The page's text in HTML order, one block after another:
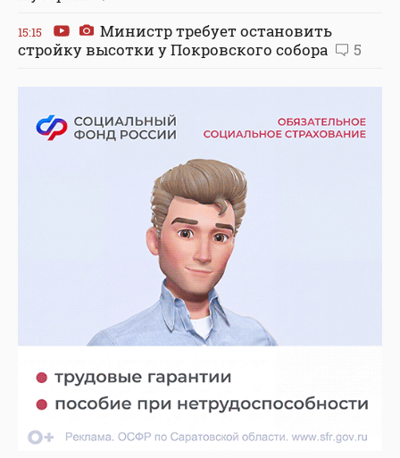
15:15
Министр требует остановить
стройку высотки у Покровского собора
5